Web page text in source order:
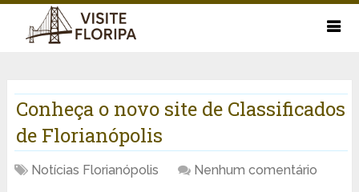
Conheça o novo site de Classificados
de Florianópolis
Notícias Florianópolis Nenhum comentário